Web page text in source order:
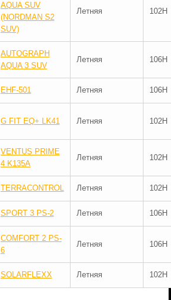
AQUA SUV
(NORDMAN S2
SUV)
Летняя 102H
AUTOGRAPH
AQUA 3 SUV
Летняя 106H
EHF-501 Летняя 106H
G FIT EQ+ LK41 Летняя 102H
VENTUS PRIME
4 K135A
Летняя 102H
TERRACONTROL Летняя 102H
SPORT 3 PS-2 Летняя 106H
COMFORT 2 PS-
6
Летняя 106H
SOLARFLEXX Летняя 102H